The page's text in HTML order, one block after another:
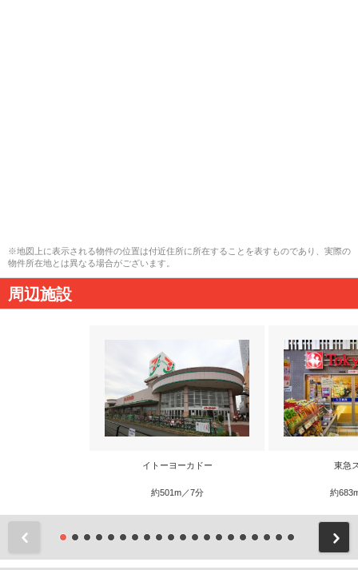
※地図上に表示される物件の位置は付近住所に所在することを表すものであり、実際の
物件所在地とは異なる場合がございます。
周辺施設
イトーヨーカドー
約501m／7分
東急
約